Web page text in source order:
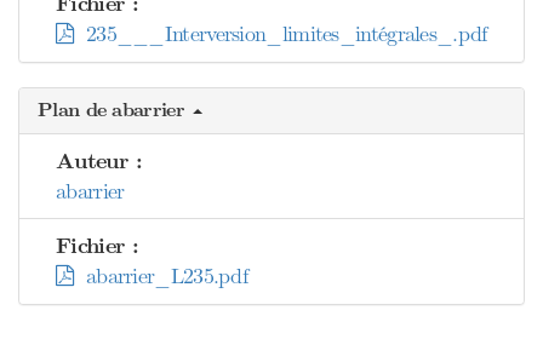
235___Interversion_limites_intégrales_.pdf
Plan de abarrier
Auteur :
abarrier
Fichier :
abarrier_L235.pdf